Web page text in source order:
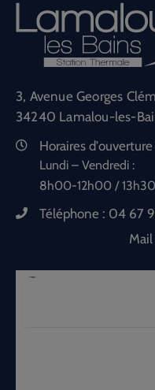
3, Avenue Georges
34240 Lamalou-les-
Horaires d'ouverture
Lundi – Vendredi :
8h00-12h00 /
Téléphone : 04 67